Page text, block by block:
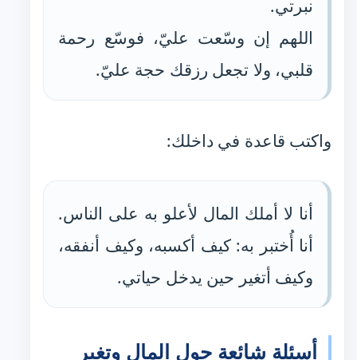
نبرتي.
اللهم إن وسّعت عليّ، فوسّع رحمة
قلبي، ولا تجعل رزقك حجة عليّ.
واكتب قاعدة في داخلك:
أنا لا أملك المال لأعلو به على الناس.
أنا أُختبر به: كيف أكسبه، وكيف أنفقه،
وكيف أتغير حين يدخل حياتي.
أسئلة شائعة حول المال وتغير